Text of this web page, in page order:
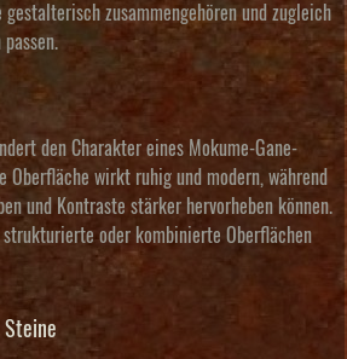
gestalterisch zusammengehören und zugleich
den Charakter eines Mokume-Gane-
Oberfläche wirkt ruhig und modern, während
und Kontraste stärker hervorheben können.
strukturierte oder kombinierte Oberflächen
Steine